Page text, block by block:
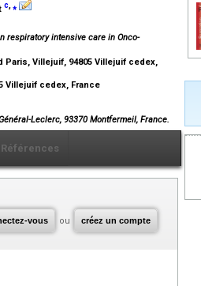
c,⁎
respiratory intensive care in Onco-
Villejuif, 94805 Villejuif cedex,
Villejuif cedex, France
Leclerc, 93370 Montfermeil, France.
Références
vous ou créez un compte